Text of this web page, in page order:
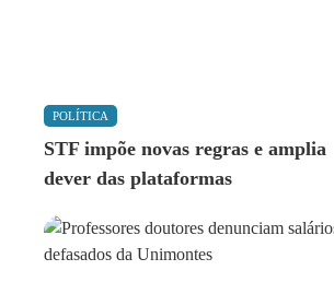
POLÍTICA
STF impõe novas regras e amplia
dever das plataformas